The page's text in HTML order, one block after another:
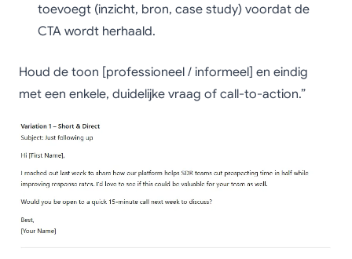
toevoegt (inzicht, bron, case study) voordat de
CTA wordt herhaald.
Houd de toon [professioneel / informeel] en eindig
met een enkele, duidelijke vraag of call-to-action.”